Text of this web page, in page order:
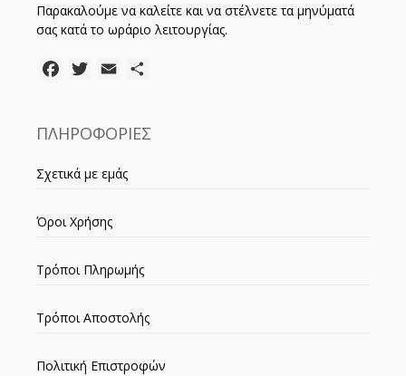
Παρακαλούμε να καλείτε και να στέλνετε τα μηνύματά
σας κατά το ωράριο λειτουργίας.
FacebookTwitter
Email
ΠΛΗΡΟΦΟΡΙΕΣ
Σχετικά με εμάς
Όροι Χρήσης
Τρόποι Πληρωμής
Τρόποι Αποστολής
Πολιτική Επιστροφών